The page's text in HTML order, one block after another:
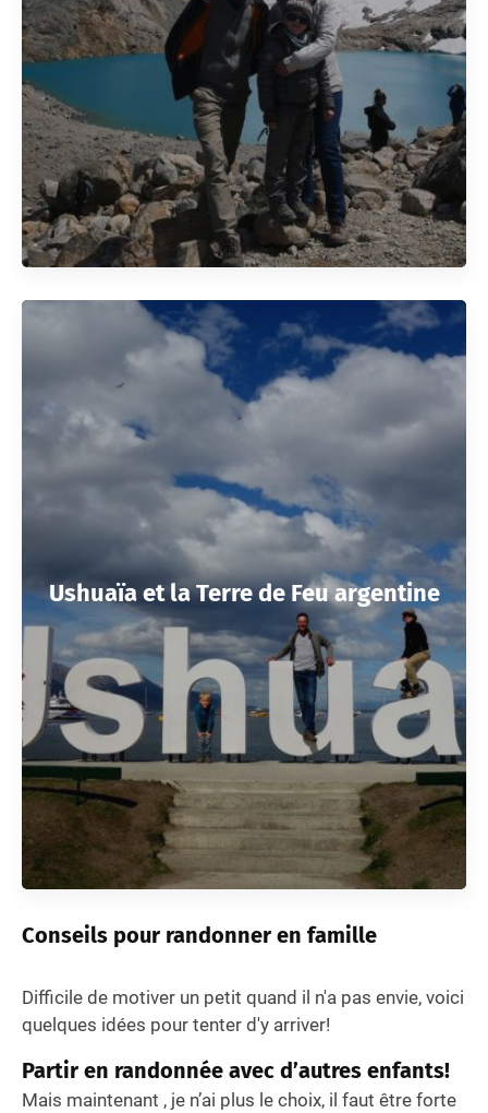
Ushuaïa et la Terre de Feu argentine
Conseils pour randonner en famille
Difficile de motiver un petit quand il n'a pas envie, voici
quelques idées pour tenter d'y arriver!
Partir en randonnée avec d’autres enfants!
Mais maintenant , je n’ai plus le choix, il faut être forte